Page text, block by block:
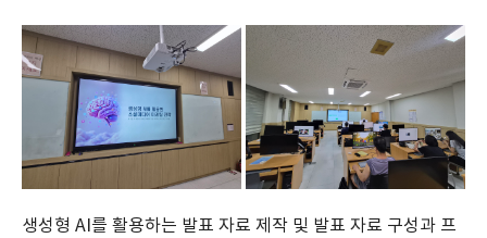
생성형 AI를 활용하는 발표 자료 제작 및 발표 자료 구성과 프